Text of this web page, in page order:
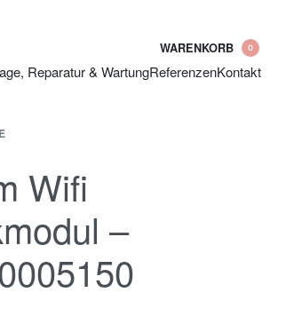
WARENKORB 0
Reparatur & WartungReferenzenKontakt
Wifi
–